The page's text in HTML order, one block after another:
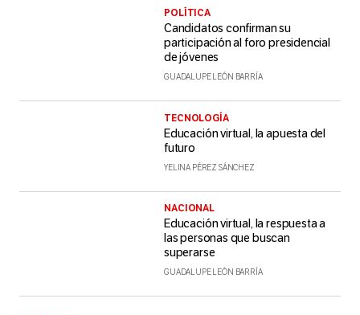
POLÍTICA
Candidatos confirman su
participación al foro presidencial
de jóvenes
GUADALUPE LEÓN BARRÍA
TECNOLOGÍA
Educación virtual, la apuesta del
futuro
YELINA PÉREZ SÁNCHEZ
NACIONAL
Educación virtual, la respuesta a
las personas que buscan
superarse
GUADALUPE LEÓN BARRÍA